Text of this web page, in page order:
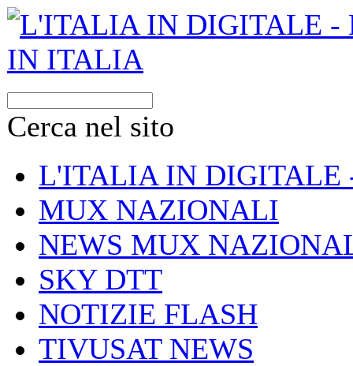
Cerca nel sito
L'ITALIA IN DIGITALE
MUX NAZIONALI
NEWS MUX
SKY DTT
NOTIZIE FLASH
TIVUSAT NEWS